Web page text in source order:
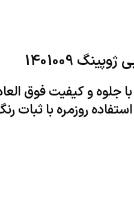
1401009
و کیفیت فوق
روزمره با